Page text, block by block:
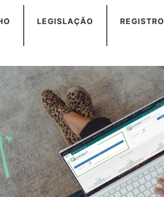
LEGISLAÇÃO REGISTRO